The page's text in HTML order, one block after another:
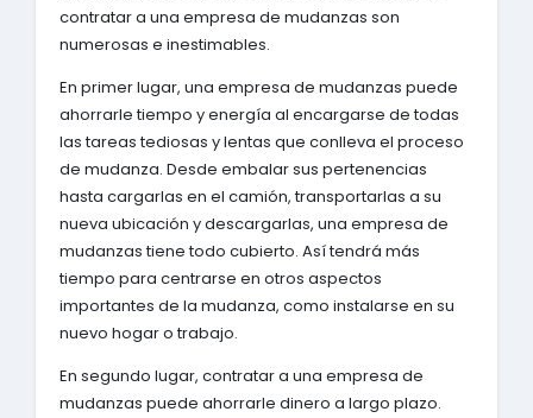
contratar a una empresa de mudanzas son
numerosas e inestimables.
En primer lugar, una empresa de mudanzas puede
ahorrarle tiempo y energía al encargarse de todas
las tareas tediosas y lentas que conlleva el proceso
de mudanza. Desde embalar sus pertenencias
hasta cargarlas en el camión, transportarlas a su
nueva ubicación y descargarlas, una empresa de
mudanzas tiene todo cubierto. Así tendrá más
tiempo para centrarse en otros aspectos
importantes de la mudanza, como instalarse en su
nuevo hogar o trabajo.
En segundo lugar, contratar a una empresa de
mudanzas puede ahorrarle dinero a largo plazo.